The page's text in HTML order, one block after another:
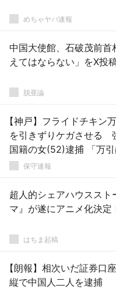
めちゃヤバ速報
中国大使館、石破茂前
えてはならない」をX投
脱亜論
【神戸】フライドチキン
を引きずりケガさせる
国籍の女(52)逮捕 「万
していない」と主張へ
保守速報
超人的シェアハウススト
マ』が遂にアニメ化決定
はちま起稿
【朗報】相次いだ証券口
縦で中国人二人を逮捕